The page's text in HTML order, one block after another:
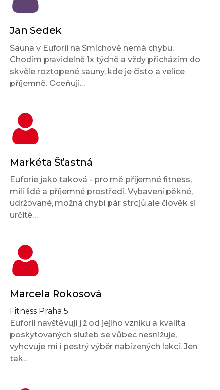
Jan Sedek
Sauna v Euforii na Smíchově nemá chybu.
Chodím pravidelně 1x týdně a vždy přicházím do
skvěle roztopené sauny, kde je čisto a velice
příjemně. Oceňuji…
Markéta Šťastná
Euforie jako taková - pro mě příjemné fitness,
milí lidé a příjemné prostředí. Vybavení pěkné,
udržované, možná chybí pár strojů,ale člověk si
určité…
Marcela Rokosová
Fitness Praha 5
Euforii navštěvuji již od jejího vzniku a kvalita
poskytovaných služeb se vůbec nesnižuje,
vyhovuje mi i pestrý výběr nabízených lekcí. Jen
tak…